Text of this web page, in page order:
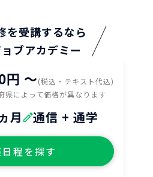
を受講するなら
ブアカデミー
〜(税込・テキスト代込)
県によって価格が異なります
月 通信 + 通学
程を探す